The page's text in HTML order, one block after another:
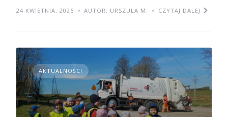
24 KWIETNIA, 2026 AUTOR: URSZULA M. CZYTAJ DALEJ
AKTUALNOŚCI